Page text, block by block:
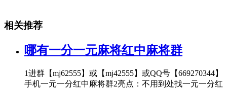
相关推荐
哪有一分一元麻将红中麻将群
1进群【mj62555】或【mj42555】或QQ号【669270344】
手机一元一分红中麻将群2亮点：不用到处找一元一分红